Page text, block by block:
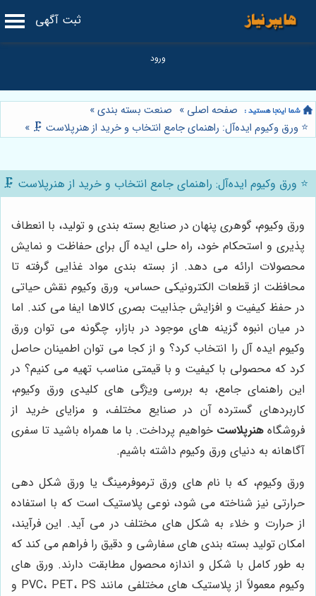
ثبت آگهی
صفحه اصلی » صنعت بسته بندی»
⭐️ ورق وکیوم ایده‌آل: راهنمای جامع انتخاب و خرید از هنرپلاست 🗜️ »
⭐️ ورق وکیوم ایده‌آل: راهنمای جامع انتخاب و خرید از هنرپلاست 🗜️
ورق وکیوم، گوهری پنهان در صنایع بسته بندی و تولید، با انعطاف
پذیری و استحکام خود، راه حلی ایده آل برای حفاظت و نمایش
محصولات ارائه می دهد. از بسته بندی مواد غذایی گرفته تا
محافظت از قطعات الکترونیکی حساس، ورق وکیوم نقش حیاتی
در حفظ کیفیت و افزایش جذابیت بصری کالاها ایفا می کند. اما
در میان انبوه گزینه های موجود در بازار، چگونه می توان ورق
وکیوم ایده آل را انتخاب کرد؟ و از کجا می توان اطمینان حاصل
کرد که محصولی با کیفیت و با قیمتی مناسب تهیه می کنیم؟ در
این راهنمای جامع، به بررسی ویژگی های کلیدی ورق وکیوم،
کاربردهای گسترده آن در صنایع مختلف، و مزایای خرید از
فروشگاههنرپلاست خواهیم پرداخت. با ما همراه باشید تا سفری
آگاهانه به دنیای ورق وکیوم داشته باشیم.
ورق وکیوم، که با نام های ورق ترموفرمینگ یا ورق شکل دهی
حرارتی نیز شناخته می شود، نوعی پلاستیک است که با استفاده
از حرارت و خلاء به شکل های مختلف در می آید. این فرآیند،
امکان تولید بسته بندی های سفارشی و دقیق را فراهم می کند که
به طور کامل با شکل و اندازه محصول مطابقت دارند. ورق های
وکیوم معمولاً از پلاستیک های مختلفی مانند PVC، PET، PS و